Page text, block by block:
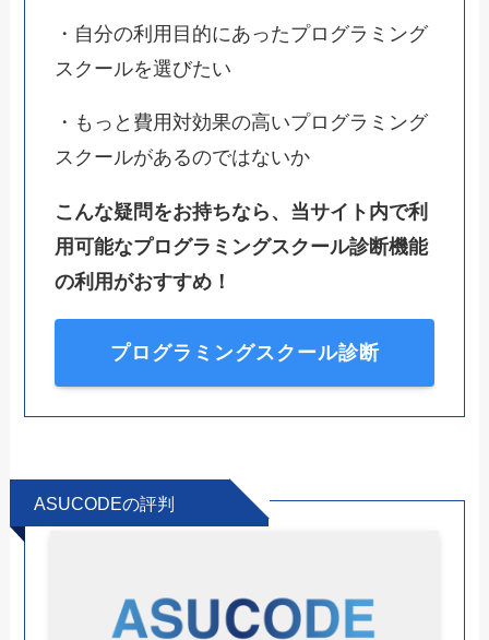
・自分の利用目的にあったプログラミング
スクールを選びたい
・もっと費用対効果の高いプログラミング
スクールがあるのではないか
こんな疑問をお持ちなら、当サイト内で利
用可能なプログラミングスクール診断機能
の利用がおすすめ！
プログラミングスクール診断
ASUCODEの評判